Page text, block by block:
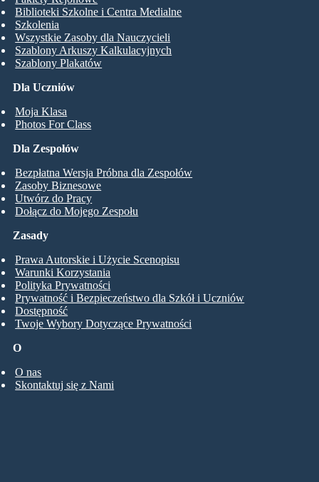
Dla Uczniów
Moja Klasa
Photos For Class
Biblioteki Szkolne i Centra Medialne
Szkolenia
Wszystkie Zasoby dla Nauczycieli
Szablony Arkuszy Kalkulacyjnych
Szablony Plakatów
Dla Zespołów
Bezpłatna Wersja Próbna dla Zespołów
Zasoby Biznesowe
Utwórz do Pracy
Dołącz do Mojego Zespołu
O
O nas
Skontaktuj się z Nami
Zasady
Prawa Autorskie i Użycie Scenopisu
Warunki Korzystania
Polityka Prywatności
Prywatność i Bezpieczeństwo dla Szkół i Uczniów
Dostępność
Twoje Wybory Dotyczące Prywatności